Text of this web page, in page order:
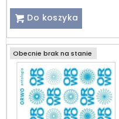
Do koszyka
Obecnie brak na stanie